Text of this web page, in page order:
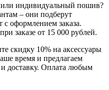
индивидуальный пошив?
– они подберут
оформлением заказа.
заказе от 15 000 рублей.
скидку 10% на аксессуары
время и предлагаем
и доставку. Оплата любым